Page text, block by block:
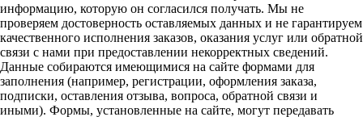
информацию, которую он согласился получать. Мы не
проверяем достоверность оставляемых данных и не гарантируем
качественного исполнения заказов, оказания услуг или обратной
связи с нами при предоставлении некорректных сведений.
Данные собираются имеющимися на сайте формами для
заполнения (например, регистрации, оформления заказа,
подписки, оставления отзыва, вопроса, обратной связи и
иными). Формы, установленные на сайте, могут передавать